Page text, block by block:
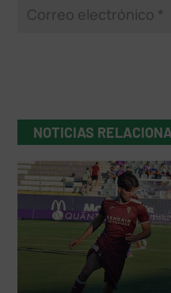
NOTICIAS